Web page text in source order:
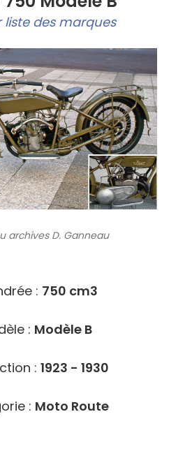
liste des marques
archivesD. Ganneau
: 750 cm3
: Modèle B
: 1923 - 1930
: Moto Route